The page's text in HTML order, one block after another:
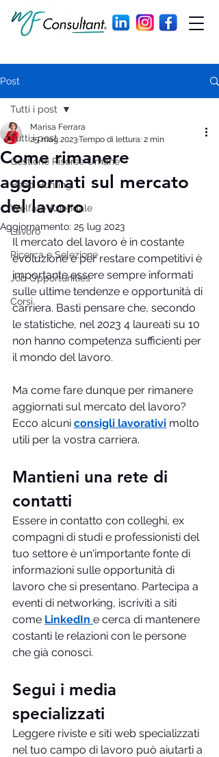
Post
Tutti i post
Gestione Risorse Umane
Head Hunting
Welfare Aziendale
Lavoro
Ricerca e Selezione
Job Opportunities
Corsi
Tutti i post
Come rimanere
aggiornati sul mercato
del lavoro
Marisa Ferrara
25 mag 2023Tempo di lettura: 2 min
Aggiornamento: 25 lug 2023
Il mercato del lavoro è in costante
evoluzione e per restare competitivi è
importante essere sempre informati
sulle ultime tendenze e opportunità di
carriera. Basti pensare che, secondo
le statistiche, nel 2023 4 laureati su 10
non hanno competenza sufficienti per
il mondo del lavoro.
Ma come fare dunque per rimanere
aggiornati sul mercato del lavoro?
Ecco alcuni consigli lavorativi molto
utili per la vostra carriera.
Mantieni una rete di
contatti
Essere in contatto con colleghi, ex
compagni di studi e professionisti del
tuo settore è un'importante fonte di
informazioni sulle opportunità di
lavoro che si presentano. Partecipa a
eventi di networking, iscriviti a siti
come LinkedIn e cerca di mantenere
costanti le relazioni con le persone
che già conosci.
Segui i media
specializzati
Leggere riviste e siti web specializzati
nel tuo campo di lavoro può aiutarti a